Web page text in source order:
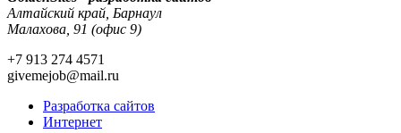
Алтайский край, Барнаул
Малахова, 91 (офис 9)
+7 913 274 4571
givemejob@mail.ru
Разработка сайтов
Интернет